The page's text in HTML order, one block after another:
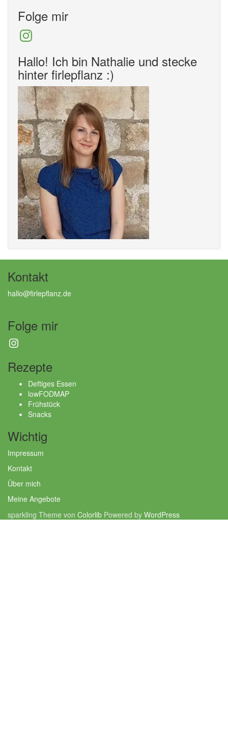
Folge mir
Instagram
Hallo! Ich bin Nathalie und stecke
hinter firlepflanz :)
Kontakt
hallo@firlepflanz.de
Folge mir
Instagram
Rezepte
Deftiges Essen
lowFODMAP
Frühstück
Snacks
Wichtig
Impressum
Kontakt
Über mich
Meine Angebote
sparkling Theme von Colorlib Powered by WordPress